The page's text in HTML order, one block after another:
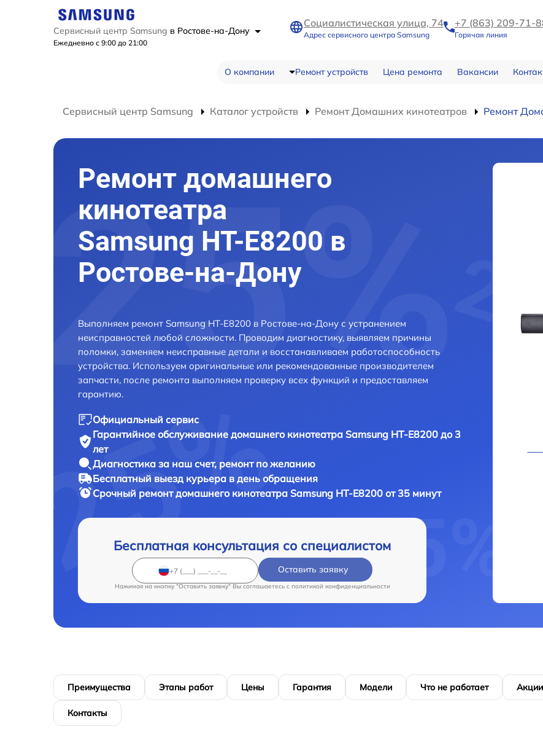
Сервисный центр Samsung в Ростове-на-Дону
Ежедневно с 9:00 до 21:00
Социалистическая улица, 74
Адрес сервисного центра Samsung
+7 (863) 209-71-
Горячая линия
О компании Ремонт устройств Цена ремонта Вакансии
Сервисный центр Samsung Каталог устройств Ремонт Домашних кинотеатров Ремонт
Ремонт домашнего
кинотеатра
Samsung HT-E8200 в
Ростове-на-Дону
Выполняем ремонт Samsung HT-E8200 в Ростове-на-Дону с устранением
неисправностей любой сложности. Проводим диагностику, выявляем причины
поломки, заменяем неисправные детали и восстанавливаем работоспособность
устройства. Используем оригинальные или рекомендованные производителем
запчасти, после ремонта выполняем проверку всех функций и предоставляем
гарантию.
Официальный сервис
Гарантийное обслуживание домашнего кинотеатра Samsung HT-E8200 до 3
лет
Диагностика за наш счет, ремонт по желанию
Бесплатный выезд курьера в день обращения
Срочный ремонтдомашнего кинотеатра Samsung HT-E8200 от 35 минут
Бесплатная консультация со специалистом
Оставить заявку
Нажимая на кнопку "Оставить заявку" Вы соглашаетесь c политикой конфиденциальности
Преимущества Этапы работ Цены Гарантия Модели Что не работает Акции
Контакты